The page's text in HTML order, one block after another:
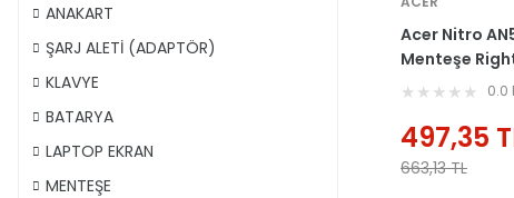
ANAKART
ŞARJ ALETİ (ADAPTÖR)
KLAVYE
BATARYA
LAPTOP EKRAN
MENTEŞE
Acer Nitro
Menteşe
0.0
497,35
663,13TL